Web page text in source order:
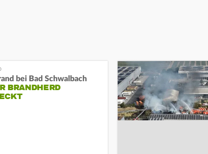
bei Bad Schwalbach
BRANDHERD